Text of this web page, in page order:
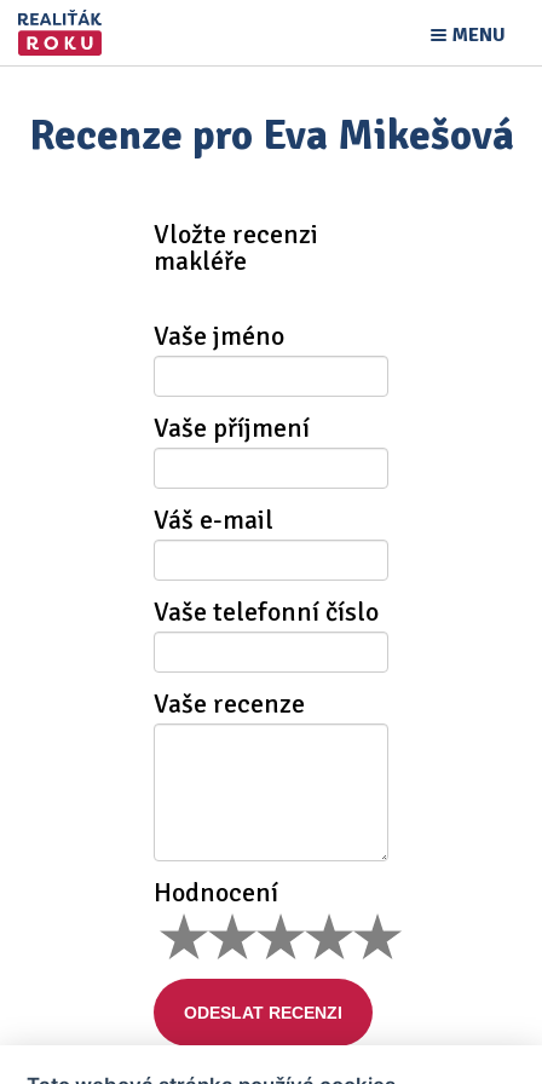
MENU
Recenze pro Eva Mikešová
Vložte recenzi
makléře
Vaše jméno
Vaše příjmení
Váš e-mail
Vaše telefonní číslo
Vaše recenze
Hodnocení
ODESLAT RECENZI